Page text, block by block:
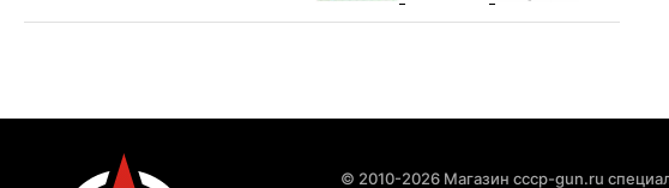
© 2010-2026 Магазин cccp-gun.ru